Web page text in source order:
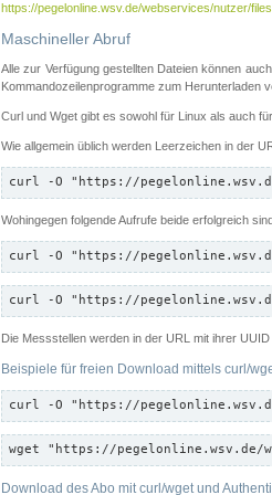
https://pegelonline.wsv.de/webservices/nutzer/files
Maschineller Abruf
Alle zur Verfügung gestellten Dateien können
Kommandozeilenprogramme zum Herunterladen
Curl und Wget gibt es sowohl für Linux als auch
Wie allgemein üblich werden Leerzeichen in der
curl -O "https://pegelonline.wsv.de/
Wohingegen folgende Aufrufe beide erfolgreich
curl -O "https://
curl -O "https://
Die Messstellen werden in der URL mit ihrer
Beispiele für freien Download mittels curl/
curl -O "https://pegelonline.wsv.de/
wget "https://pegelonline.wsv.de/
Download des Abo mit curl/wget und